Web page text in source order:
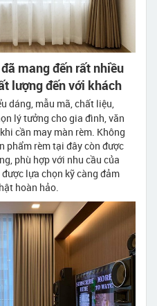
mang đến rất nhiều
lượng đến với khách
dáng, mẫu mã, chất liệu,
lý tưởng cho gia đình, văn
cần may màn rèm. Không
phẩm rèm tại đây còn được
phù hợp với nhu cầu của
lựa chọn kỹ càng đảm
hoàn hảo.